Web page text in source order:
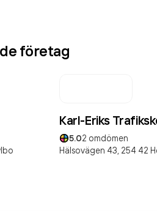
företag
Karl-Eriks
5.02 omdömen
Hälsovägen 43, 254 42